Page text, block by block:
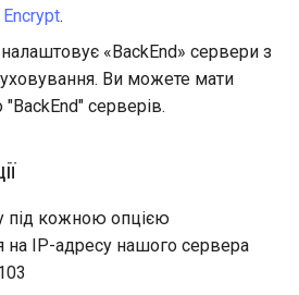
.
«BackEnd» сервери з
Ви можете мати
серверів.
під кожною опцією
на IP-адресу нашого сервера